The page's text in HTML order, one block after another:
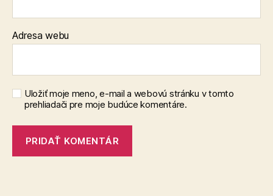
Adresa webu
Uložiť moje meno, e-mail a webovú stránku v tomto
prehliadači pre moje budúce komentáre.